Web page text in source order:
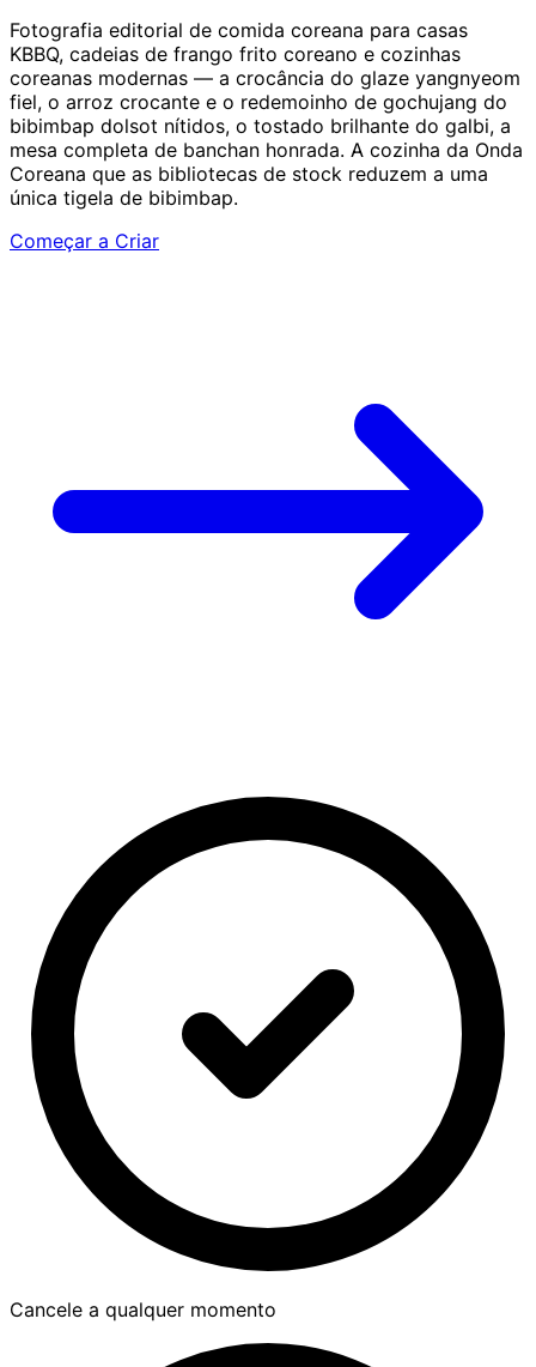
Fotografia editorial de comida coreana para casas
KBBQ, cadeias de frango frito coreano e cozinhas
coreanas modernas — a crocância do glaze yangnyeom
fiel, o arroz crocante e o redemoinho de gochujang do
bibimbap dolsot nítidos, o tostado brilhante do galbi, a
mesa completa de banchan honrada. A cozinha da Onda
Coreana que as bibliotecas de stock reduzem a uma
única tigela de bibimbap.
Começar a Criar
Cancele a qualquer momento